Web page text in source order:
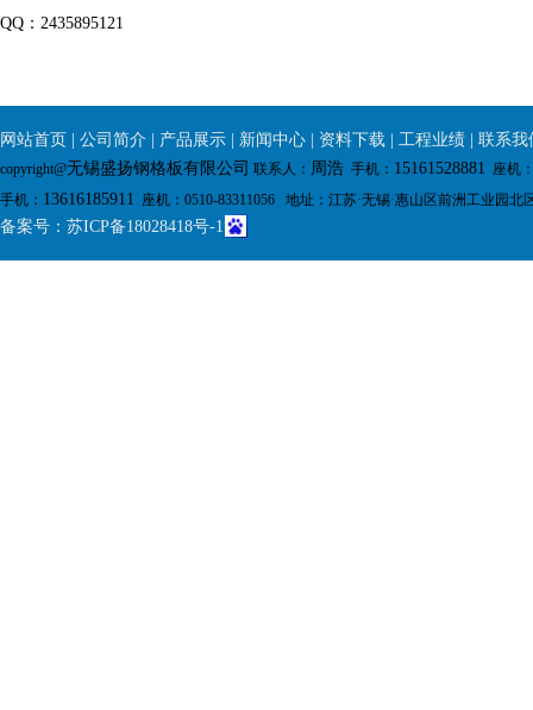
QQ：2435895121
网站首页 公司简介 产品展示 新闻中心 资料下载 工程业绩 联系我
copyright@无锡盛扬钢格板有限公司 联系人： 周浩 手机： 15161528881 座机
手机： 13616185911 座机：0510-83311056 地址： 江苏·无锡·惠山区前洲工业园北
备案号： 苏ICP备18028418号-1